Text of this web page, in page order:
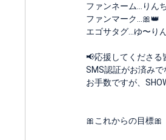
ファンネーム...りん
ファンマーク...🎀👑
エゴサタグ...ゆ〜り
📢応援してくださる
SMS認証がお済みで
お手数ですが、
🎀これからの目標🎀